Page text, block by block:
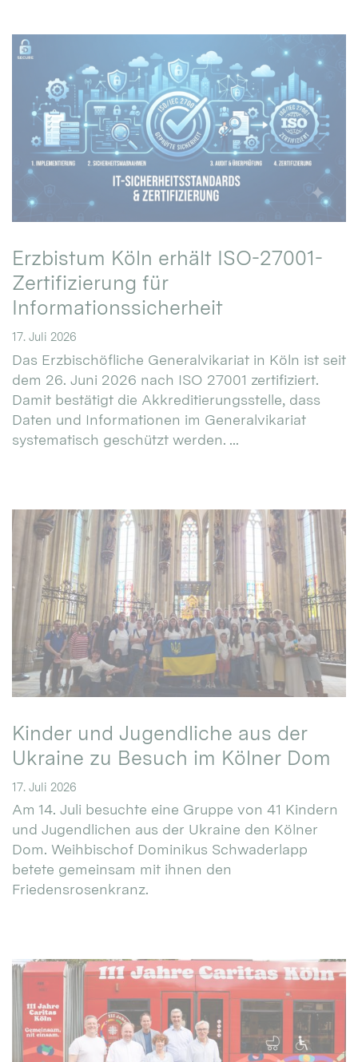
Erzbistum Köln erhält ISO-27001-
Zertifizierung für
Informationssicherheit
17. Juli 2026
Das Erzbischöfliche Generalvikariat in Köln ist seit
dem 26. Juni 2026 nach ISO 27001 zertifiziert.
Damit bestätigt die Akkreditierungsstelle, dass
Daten und Informationen im Generalvikariat
systematisch geschützt werden. ...
Kinder und Jugendliche aus der
Ukraine zu Besuch im Kölner Dom
17. Juli 2026
Am 14. Juli besuchte eine Gruppe von 41 Kindern
und Jugendlichen aus der Ukraine den Kölner
Dom. Weihbischof Dominikus Schwaderlapp
betete gemeinsam mit ihnen den
Friedensrosenkranz.